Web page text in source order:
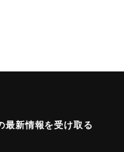
最新情報を受け取る